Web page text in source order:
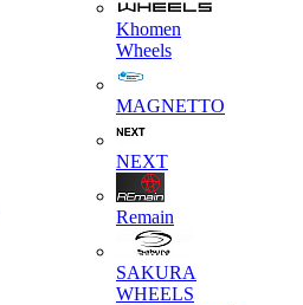
Khomen
Wheels
MAGNETTO
NEXT
Remain
SAKURA
WHEELS